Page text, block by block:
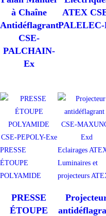
à Chaîne
Antidéflagrant
CSE-
PALCHAIN-
Ex
ATEX
PALELEC-
PRESSE
ÉTOUPE
POLYAMIDE
PRESSE
ÉTOUPE
Eclairages
Luminaires et
projecteurs